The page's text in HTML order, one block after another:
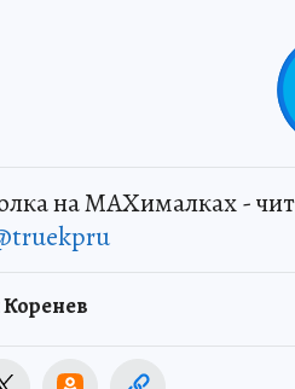
на MAXималках -